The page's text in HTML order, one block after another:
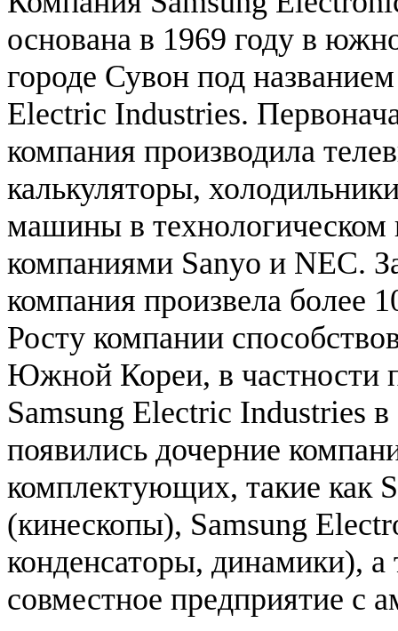
основана в 1969 году в
городе Сувон под
Electric Industries.
компания производила
калькуляторы,
машины в технологическом
компаниями Sanyo и NEC.
компания произвела более
Росту компании
Южной Кореи, в частности
Samsung Electric Industries
появились дочерние
комплектующих, такие как
(кинескопы), Samsung
конденсаторы, динамики),
совместное предприятие с